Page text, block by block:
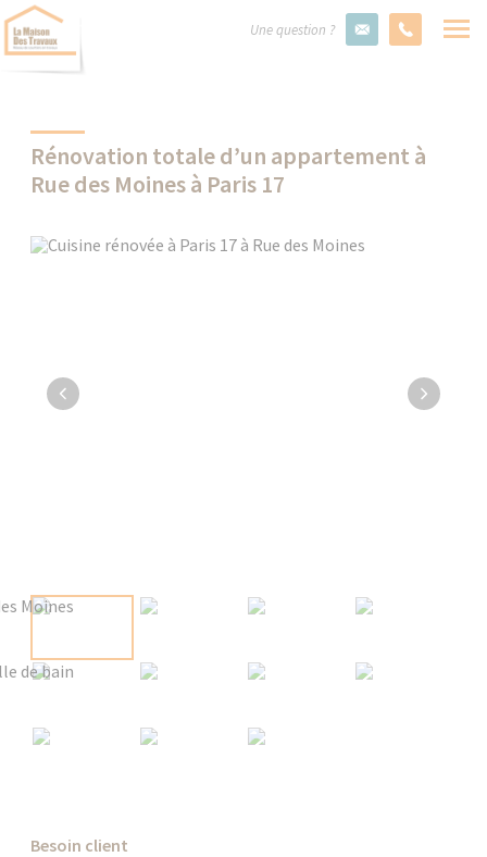
Une question ?
Rénovation totale d’un appartement à
Rue des Moines à Paris 17
Besoin client